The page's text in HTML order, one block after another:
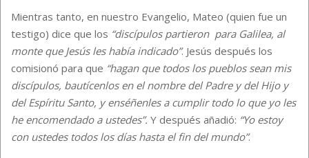
Mientras tanto, en nuestro Evangelio, Mateo (quien fue un
testigo) dice que los “discípulos partieron para Galilea, al
monte que Jesús les había indicado”. Jesús después los
comisionó para que “hagan que todos los pueblos sean mis
discípulos, bautícenlos en el nombre del Padre y del Hijo y
del Espíritu Santo, y enséñenles a cumplir todo lo que yo les
he encomendado a ustedes”. Y después añadió: “Yo estoy
con ustedes todos los días hasta el fin del mundo”.